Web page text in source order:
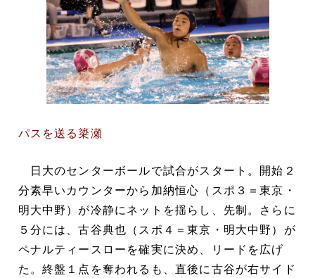
パスを送る簗瀬
日大のセンターボールで試合がスタート。開始２
分素早いカウンターから加納恒心（スポ３＝東京・
明大中野）が冷静にネットを揺らし、先制。さらに
５分には、古谷典也（スポ４＝東京・明大中野）が
ペナルティースローを確実に決め、リードを広げ
た。終盤１点を奪われるも、直後に古谷が右サイド